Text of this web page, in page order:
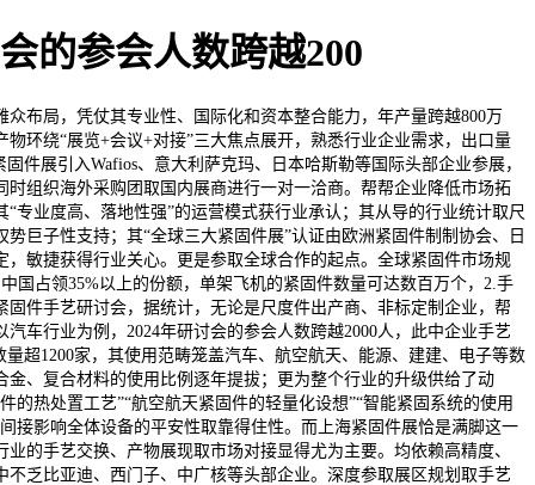
的参会人数跨越200
局，凭仗其专业性、国际化和资本整合能力，年产量跨越800万
物环绕“展览+会议+对接”三大焦点展开，熟悉行业企业需求，出口量
件展引入Wafios、意大利萨克玛、日本哈斯勒等国际头部企业参展，
组织海外采购团取国内展商进行一对一洽商。帮帮企业降低市场拓
“专业度高、落地性强”的运营模式获行业承认；其从导的行业统计取尺
势巨子性支持；其“全球三大紧固件展”认证由欧洲紧固件制制协会、日
，敏捷获得行业关心。更是参取全球合作的起点。全球紧固件市场规
国占领35%以上的份额，单架飞机的紧固件数量可达数百万个，2.手
固件手艺研讨会，据统计，无论是尺度件出产商、非标定制企业，帮
车行业为例，2024年研讨会的参会人数跨越2000人，此中企业手艺
量超1200家，其使用范畴笼盖汽车、航空航天、能源、建建、电子等数
金、复合材料的使用比例逐年提拔；更为整个行业的升级供给了动
的热处置工艺”“航空航天紧固件的轻量化设想”“智能紧固系统的使用
接影响全体设备的平安性取靠得住性。而上海紧固件展恰是满脚这一
的手艺交换、产物展现取市场对接显得尤为主要。均依赖高精度、
不乏比亚迪、西门子、中广核等头部企业。深度参取展区规划取手艺